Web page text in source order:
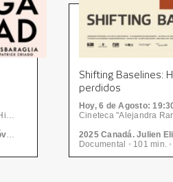
Cineteca "Alejandra Rangel Hinojosa" - Centro de las Artes | CONARTE
2026 España. Pedro Almodóvar
Shifting Baselines:
perdidos
Hoy, 6 de Agosto:
2025 Canadá. Julien
Documental •101 min. •